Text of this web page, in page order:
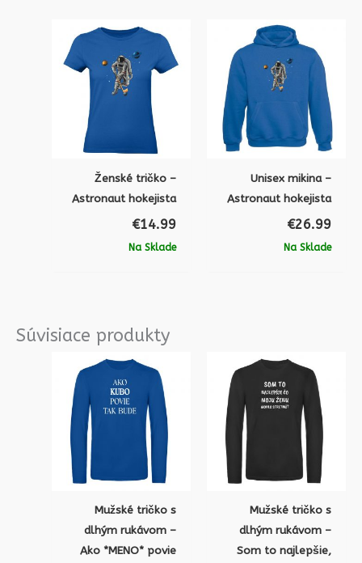
Ženské tričko –
Astronaut hokejista
€14.99
Na Sklade
Unisex mikina –
Astronaut hokejista
€26.99
Na Sklade
Súvisiace produkty
Mužské tričko s
dlhým rukávom –
Ako *MENO* povie
Mužské tričko s
dlhým rukávom –
Som to najlepšie,